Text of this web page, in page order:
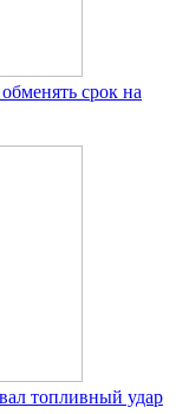
срок на
топливный удар